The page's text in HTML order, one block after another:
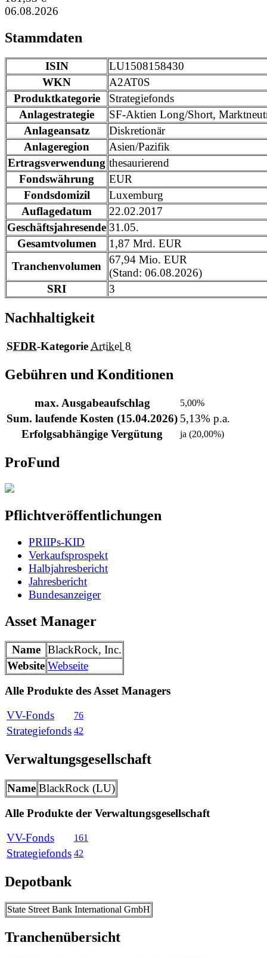
06.08.2026
Stammdaten
ISIN
LU1508158430
WKN
A2AT0S
Produktkategorie
Strategiefonds
Anlagestrategie
SF-Aktien Long/Short,
Anlageansatz
Diskretionär
Anlageregion
Asien/Pazifik
Ertragsverwendung thesaurierend
Fondswährung
EUR
Fondsdomizil
Luxemburg
Auflagedatum
22.02.2017
Geschäftsjahresende 31.05.
Gesamtvolumen
1,87 Mrd. EUR
Tranchenvolumen
67,94 Mio. EUR
(Stand: 06.08.2026)
SRI
3
Nachhaltigkeit
SFDR-KategorieArtikel 8
Gebühren und Konditionen
max. Ausgabeaufschlag 5,00%
Sum. laufende Kosten (15.04.2026) 5,13% p.a.
Erfolgsabhängige Vergütung
ja (20,00%)
ProFund
Pflichtveröffentlichungen
PRIIPs-KID
Verkaufsprospekt
Halbjahresbericht
Jahresbericht
Bundesanzeiger
Asset Manager
Name BlackRock, Inc.
Website Webseite
Alle Produkte des Asset Managers
VV-Fonds
76
Strategiefonds 42
Verwaltungsgesellschaft
Name BlackRock (LU)
Alle Produkte der Verwaltungsgesellschaft
VV-Fonds
161
Strategiefonds 42
Depotbank
State Street Bank International GmbH
Tranchenübersicht